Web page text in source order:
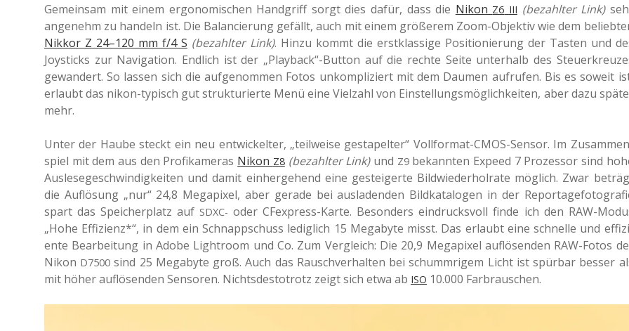
Gemein­sam mit einem ergo­no­mi­schen Hand­griff sorgt dies dafür, dass die Nikon Z6 III (bezahl­ter Link)
ange­nehm zu han­deln ist. Die Balan­cie­rung gefällt, auch mit einem grö­ße­rem Zoom-Objek­tiv wie dem
Nikkor Z 24–120 mm f/4 S (bezahl­ter Link). Hinzu kommt die erst­klas­si­ge Posi­tio­nie­rung der Tasten und
Joy­sticks zur Navi­ga­ti­on. End­lich ist der „Playback“-Button auf die rechte Seite unter­halb des
gewan­dert. So lassen sich die auf­ge­nom­men Fotos unkom­pli­ziert mit dem Daumen auf­ru­fen. Bis es soweit
erlaubt das nikon-typisch gut struk­tu­rier­te Menü eine Viel­zahl von Ein­stel­lungs­mög­lich­kei­ten, aber dazu
mehr.
Unter der Haube steckt ein neu ent­wi­ckel­ter, „teil­wei­se gesta­pel­ter“ Voll­for­mat-CMOS-Sensor. Im
spiel mit dem aus den Pro­fi­ka­me­ras Nikon Z8 (bezahl­ter Link)und Z9bekann­ten Expeed 7 Pro­zes­sor sind
Aus­le­se­ge­schwin­dig­kei­ten und damit ein­her­ge­hend eine gestei­ger­te Bild­wie­der­hol­ra­te mög­lich. Zwar
die Auf­lö­sung „nur“ 24,8 Mega­pi­xel, aber gerade bei aus­la­den­den Bild­ka­ta­lo­gen in der
spart das Spei­cher­platz auf SDXC- oder CFex­press-Karte. Beson­ders ein­drucks­voll finde ich den RAW-
„Hohe Effi­zi­enz*“, in dem ein Schnapp­schuss ledig­lich 15 Mega­byte misst. Das erlaubt eine schnel­le und
en­te Bear­bei­tung in Adobe Ligh­t­room und Co. Zum Ver­gleich: Die 20,9 Mega­pi­xel auf­lö­sen­den RAW-Fotos
Nikon D7500 sind 25 Mega­byte groß. Auch das Rausch­ver­hal­ten bei schumm­ri­gem Licht ist spür­bar besser
mit höher auf­lö­sen­den Sen­so­ren. Nichts­des­to­trotz zeigt sich etwa ab ISO 10.000 Farbrauschen.